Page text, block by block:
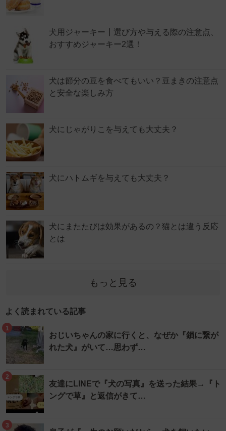
犬用ジャーキー┃選び方や与える際の注意点、
おすすめジャーキー2選！
犬は節分の豆を食べてもいい？豆まきの注意点
と安全な楽しみ方
犬にじゃがりこを与えても大丈夫？
犬にハトムギを与えても大丈夫？
犬にまたたびは効果があるの？猫とは違う反応
とは
もっと見る
よく読まれている記事
1
おじいちゃんの家に行くと、なぜか『鎖に繋が
れた犬』がいて…思わず…
2
友達にLINEで『犬の写真』を送った結果→『ト
ングで草』と返信がきて…
3